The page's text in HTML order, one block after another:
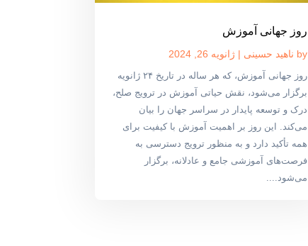
روز جهانی آموزش
by ناهید حسینی | ژانویه 26, 2024
روز جهانی آموزش، که هر ساله در تاریخ ۲۴ ژانویه
برگزار می‌شود، نقش حیاتی آموزش در ترویج صلح،
درک و توسعه پایدار در سراسر جهان را بیان
می‌کند. این روز بر اهمیت آموزش با کیفیت برای
همه تأکید دارد و به منظور ترویج دسترسی به
فرصت‌های آموزشی جامع و عادلانه، برگزار
می‌شود....